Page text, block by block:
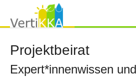
Skip to main navigation
Zum Hauptinhalt springen
Skip to page footer
Projektbeirat
Expert*innenwissen